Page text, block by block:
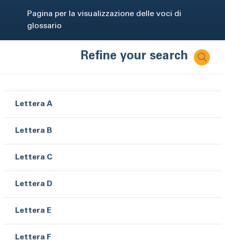
Pagina per la visualizzazione delle voci di
glossario
Refine your search
Lettera A
Lettera B
Lettera C
Lettera D
Lettera E
Lettera F